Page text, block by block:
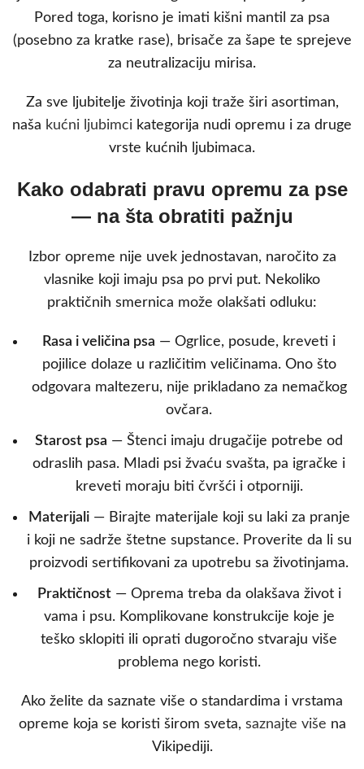
Pored toga, korisno je imati kišni mantil za psa
(posebno za kratke rase), brisače za šape te sprejeve
za neutralizaciju mirisa.
Za sve ljubitelje životinja koji traže širi asortiman,
naša kućni ljubimci kategorija nudi opremu i za druge
vrste kućnih ljubimaca.
Kako odabrati pravu opremu za pse
— na šta obratiti pažnju
Izbor opreme nije uvek jednostavan, naročito za
vlasnike koji imaju psa po prvi put. Nekoliko
praktičnih smernica može olakšati odluku:
Rasa i veličina psa — Ogrlice, posude, kreveti i
pojilice dolaze u različitim veličinama. Ono što
odgovara maltezeru, nije prikladano za nemačkog
ovčara.
Starost psa — Štenci imaju drugačije potrebe od
odraslih pasa. Mladi psi žvaću svašta, pa igračke i
kreveti moraju biti čvršći i otporniji.
Materijali— Birajte materijale koji su laki za pranje
i koji ne sadrže štetne supstance. Proverite da li su
proizvodi sertifikovani za upotrebu sa životinjama.
Praktičnost— Oprema treba da olakšava život i
vama i psu. Komplikovane konstrukcije koje je
teško sklopiti ili oprati dugoročno stvaraju više
problema nego koristi.
Ako želite da saznate više o standardima i vrstama
opreme koja se koristi širom sveta, saznajte više na
Vikipediji.